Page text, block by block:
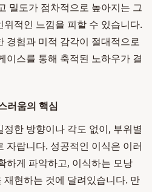
밀도가 점차적으로 높아지는 그
적인 느낌을 피할 수 있습니다.
경험과 미적 감각이 절대적으로
이스를 통해 축적된 노하우가 결
러움의 핵심
한 방향이나 각도 없이, 부위별
자랍니다. 성공적인 이식은 이러
하게 파악하고, 이식하는 모낭
현하는 것에 달려있습니다. 만